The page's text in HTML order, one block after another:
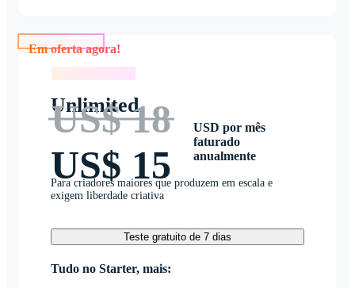
Unlimited
US$ 18
US$ 15
USD por mês
faturado
anualmente
Para criadores maiores que produzem em escala e
exigem liberdade criativa
Teste gratuito de 7 dias
Tudo no Starter, mais: